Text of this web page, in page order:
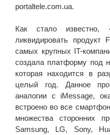
portaltele.com.ua.
Как стало известно,
ликвидировать продукт
самых крупных IT-
создала платформу под
которая находится в
целый год. Данное
аналогии с iMessage,
встроено во все
множества сторонних
Samsung, LG, Sony,